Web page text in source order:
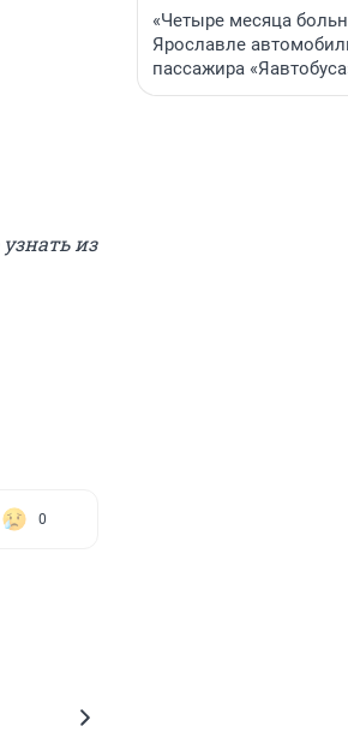
из
0
«Четыре месяца
Ярославле
пассажира